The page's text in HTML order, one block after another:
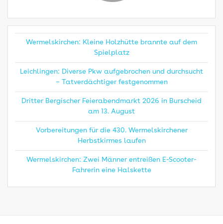
Wermelskirchen: Kleine Holzhütte brannte auf dem
Spielplatz
Leichlingen: Diverse Pkw aufgebrochen und durchsucht
– Tatverdächtiger festgenommen
Dritter Bergischer Feierabendmarkt 2026 in Burscheid
am 13. August
Vorbereitungen für die 430. Wermelskirchener
Herbstkirmes laufen
Wermelskirchen: Zwei Männer entreißen E-Scooter-
Fahrerin eine Halskette